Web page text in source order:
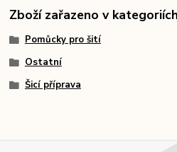
Zboží zařazeno v kategoriích
Pomůcky pro šití
Ostatní
Šicí příprava